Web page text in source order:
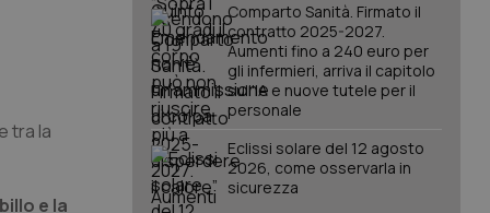
tra la
e la
Comparto Sanità. Firmato il
contratto 2025-2027.
Aumenti fino a 240 euro per
gli infermieri, arriva il capitolo
sull'IA e nuove tutele per il
personale
Eclissi solare del 12 agosto
2026, come osservarla in
sicurezza